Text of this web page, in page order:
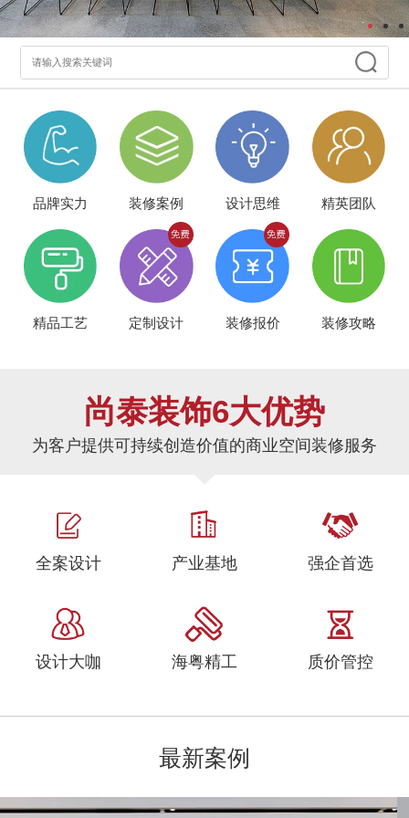
品牌实力 装修案例 设计思维 精英团队
精品工艺 定制设计 装修报价 装修攻略
尚泰装饰6大优势
为客户提供可持续创造价值的商业空间装修服务
全案设计 产业基地 强企首选
设计大咖 海粤精工 质价管控
最新案例